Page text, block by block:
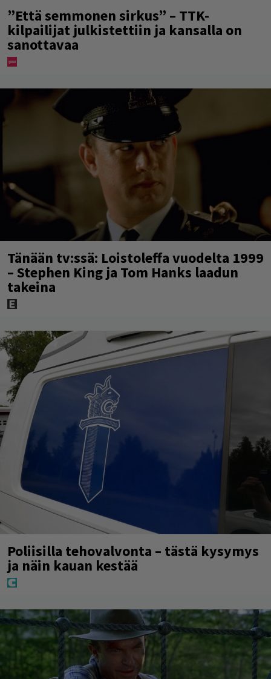
”Että semmonen sirkus” – TTK-
kilpailijat julkistettiin ja kansalla on
sanottavaa
Tänään tv:ssä: Loistoleffa vuodelta 1999
– Stephen King ja Tom Hanks laadun
takeina
Poliisilla tehovalvonta – tästä kysymys
ja näin kauan kestää